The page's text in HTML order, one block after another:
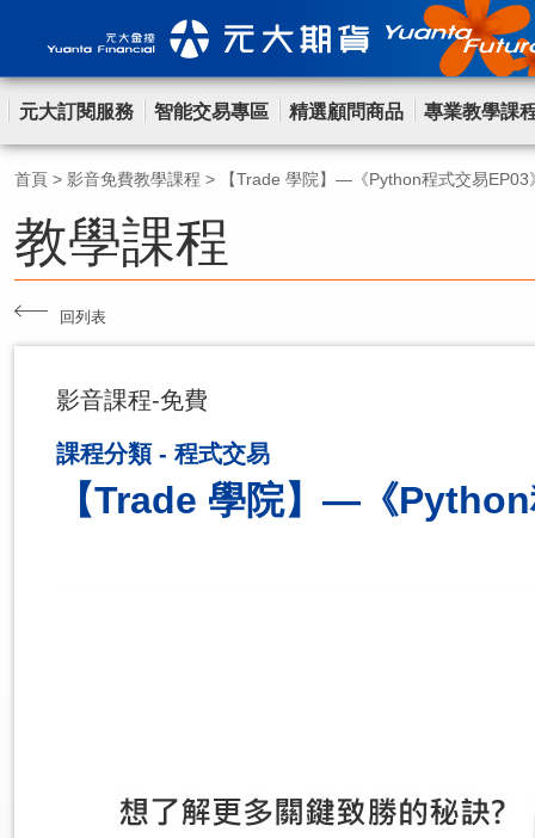
元大訂閱服務 智能交易專區 精選顧問商品 專業教學課
首頁 > 影音免費教學課程 > 【Trade 學院】—《Python程式交易EP03
教學課程
回列表
影音課程-免費
課程分類 - 程式交易
【Trade 學院】—《